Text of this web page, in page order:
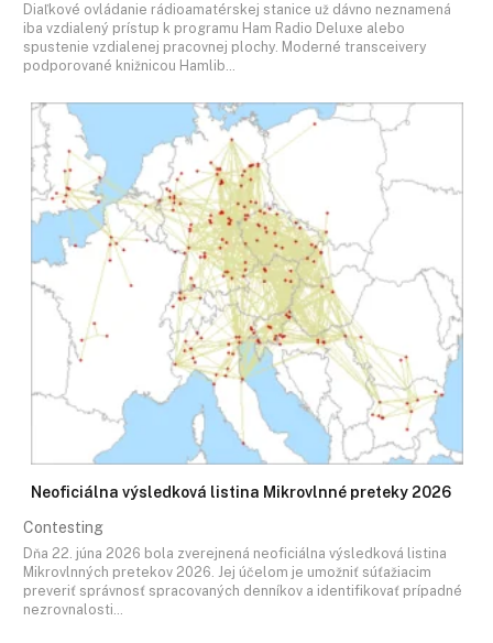
Diaľkové ovládanie rádioamatérskej stanice už dávno neznamená
iba vzdialený prístup k programu Ham Radio Deluxe alebo
spustenie vzdialenej pracovnej plochy. Moderné transceivery
podporované knižnicou Hamlib…
Neoficiálna výsledková listina Mikrovlnné preteky 2026
Contesting
Dňa 22. júna 2026 bola zverejnená neoficiálna výsledková listina
Mikrovlnných pretekov 2026. Jej účelom je umožniť súťažiacim
preveriť správnosť spracovaných denníkov a identifikovať prípadné
nezrovnalosti…